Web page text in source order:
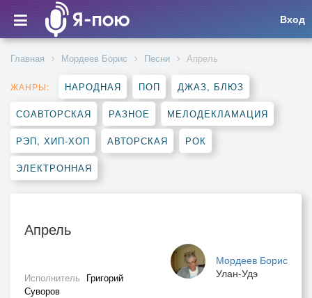
Вход
Главная Мордеев Борис Песни Апрель
ЖАНРЫ: НАРОДНАЯ ПОП ДЖАЗ, БЛЮЗ
СОАВТОРСКАЯ РАЗНОЕ МЕЛОДЕКЛАМАЦИЯ
РЭП, ХИП-ХОП АВТОРСКАЯ РОК
ЭЛЕКТРОННАЯ
Апрель
Мордеев Борис
Улан-Удэ
Исполнитель Григорий
Суворов